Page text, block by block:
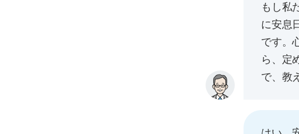
もし私
に安息
です。
ら、定
で、教